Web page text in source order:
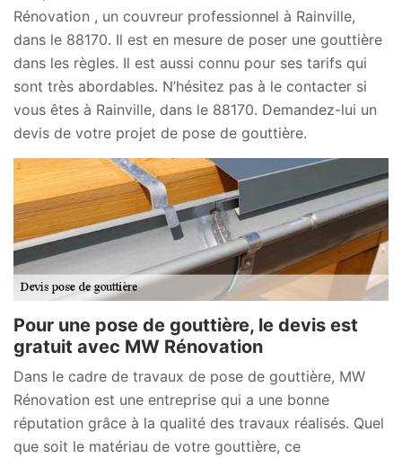
Rénovation , un couvreur professionnel à Rainville,
dans le 88170. Il est en mesure de poser une gouttière
dans les règles. Il est aussi connu pour ses tarifs qui
sont très abordables. N’hésitez pas à le contacter si
vous êtes à Rainville, dans le 88170. Demandez-lui un
devis de votre projet de pose de gouttière.
Pour une pose de gouttière, le devis est
gratuit avec MW Rénovation
Dans le cadre de travaux de pose de gouttière, MW
Rénovation est une entreprise qui a une bonne
réputation grâce à la qualité des travaux réalisés. Quel
que soit le matériau de votre gouttière, ce